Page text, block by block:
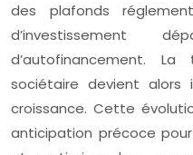
des plafonds
d’investissement
d’autofinancement.
sociétaire devient alors
croissance. Cette
anticipation précoce